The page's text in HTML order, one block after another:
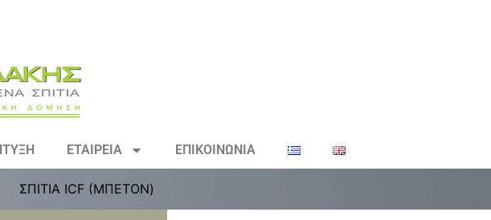
ΕΤΑΙΡΕΙΑ ΕΠΙΚΟΙΝΩΝΙΑ
ΣΠΙΤΙΑ ICF (ΜΠΕΤΟΝ)